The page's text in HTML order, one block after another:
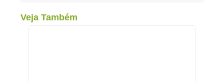
Veja Também